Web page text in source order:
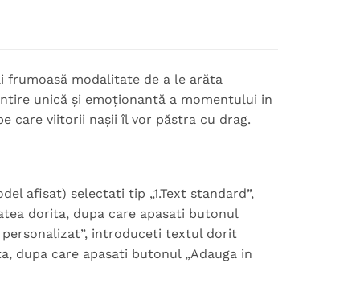
frumoasă modalitate de a le arăta
unică și emoționantă a momentului in
care viitorii nașii îl vor păstra cu drag.
afisat) selectati tip „1.Text standard”,
dorita, dupa care apasati butonul
personalizat”, introduceti textul dorit
dupa care apasati butonul „Adauga in